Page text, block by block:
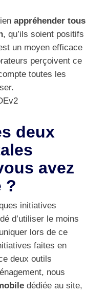
appréhender tous
, qu’ils soient positifs
un moyen efficace
perçoivent ce
toutes les
deux
avez
?
initiatives
d’utiliser le moins
lors de ce
faites en
deux outils
nous
dédiée au site,